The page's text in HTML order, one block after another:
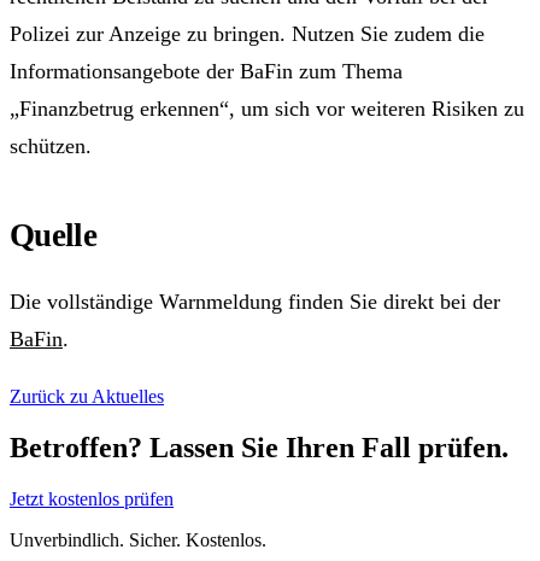
Polizei zur Anzeige zu bringen. Nutzen Sie zudem die
Informationsangebote der BaFin zum Thema
„Finanzbetrug erkennen“, um sich vor weiteren Risiken zu
schützen.
Quelle
Die vollständige Warnmeldung finden Sie direkt bei der
BaFin.
Zurück zu Aktuelles
Betroffen? Lassen Sie Ihren Fall prüfen.
Jetzt kostenlos prüfen
Unverbindlich. Sicher. Kostenlos.